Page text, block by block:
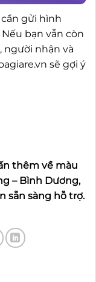
gửi hình
bạn vẫn còn
người nhận và
sẽ gợi ý
thêm về màu
– Bình Dương,
sẵn sàng hỗ trợ.